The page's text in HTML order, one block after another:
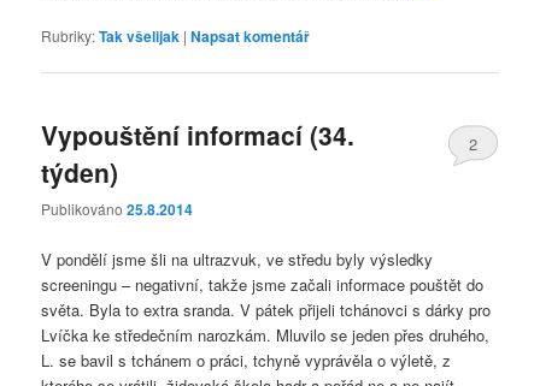
Rubriky:Tak všelijak |Napsat komentář
Vypouštění informací (34.
týden)
Publikováno25.8.2014
2
V pondělí jsme šli na ultrazvuk, ve středu byly výsledky
screeningu – negativní, takže jsme začali informace pouštět do
světa. Byla to extra sranda. V pátek přijeli tchánovci s dárky pro
Lvíčka ke středečním narozkám. Mluvilo se jeden přes druhého,
L. se bavil s tchánem o práci, tchyně vyprávěla o výletě, z